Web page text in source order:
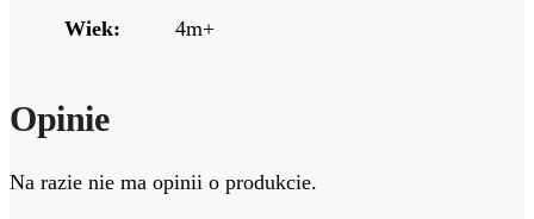
Wiek: 4m+
Opinie
Na razie nie ma opinii o produkcie.